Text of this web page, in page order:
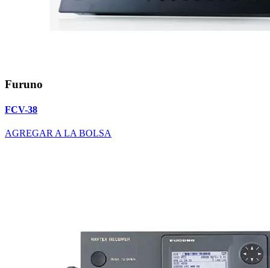
Furuno
FCV-38
AGREGAR A LA BOLSA